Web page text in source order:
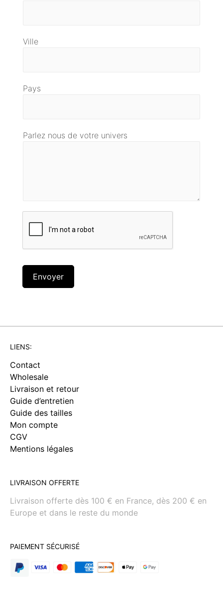
Ville
Pays
Parlez nous de votre univers
Envoyer
LIENS:
Contact
Wholesale
Livraison et retour
Guide d’entretien
Guide des tailles
Mon compte
CGV
Mentions légales
LIVRAISON OFFERTE
Livraison offerte dès 100 € en France, dès 200 € en
Europe et dans le reste du monde
PAIEMENT SÉCURISÉ